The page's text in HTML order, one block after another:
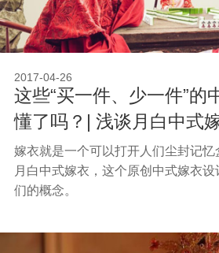
2017-04-26
这些“买一件、少一件”的
懂了吗？| 浅谈月白中式
嫁衣就是一个可以打开人们尘封记
月白中式嫁衣，这个原创中式嫁衣设
们的概念。